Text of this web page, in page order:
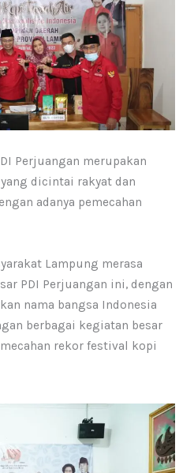
Perjuangan merupakan
dicintai rakyat dan
adanya pemecahan
Lampung merasa
PDI Perjuangan ini, dengan
nama bangsa Indonesia
berbagai kegiatan besar
rekor festival kopi